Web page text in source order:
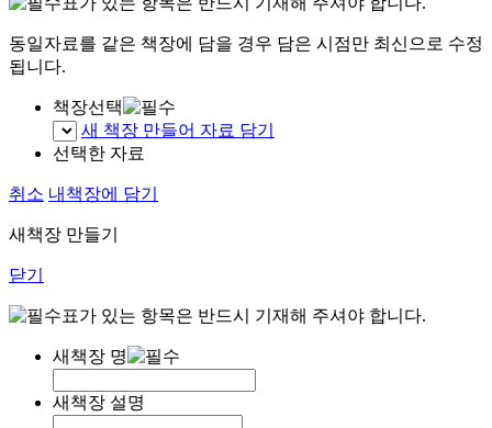
동일자료를 같은 책장에 담을 경우 담은 시점만 최신으로 수정
됩니다.
책장선택
새 책장 만들어 자료 담기
선택한 자료
취소 내책장에 담기
새책장 만들기
닫기
표가 있는 항목은 반드시 기재해 주셔야 합니다.
새책장 명
새책장 설명